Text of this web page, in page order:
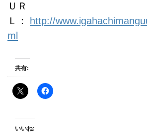
ＵＲ
Ｌ：
http://
ml
共有:
いいね: